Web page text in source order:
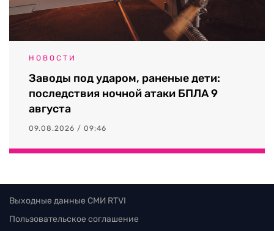
НОВОСТИ
Заводы под ударом, раненые дети:
последствия ночной атаки БПЛА 9
августа
09.08.2026 / 09:46
Выходные данные СМИ RTVI
Пользовательское соглашение